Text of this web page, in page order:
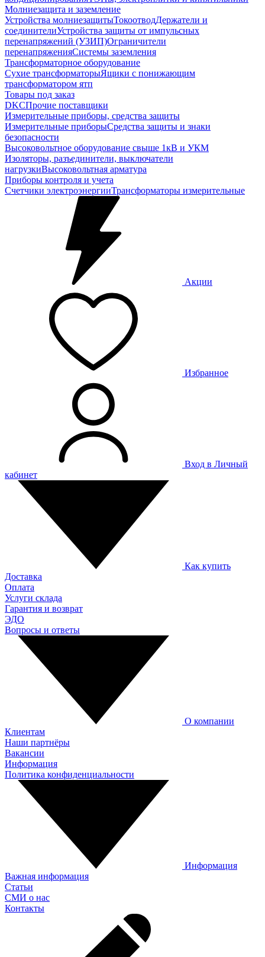
Молниезащита и заземление
Устройства молниезащитыТокоотводДержатели и
соединителиУстройства защиты от импульсных
перенапряжений (УЗИП)Ограничители
перенапряженияСистемы заземления
Трансформаторное оборудование
Сухие трансформаторыЯщики с понижающим
трансформатором ятп
Товары под заказ
DKCПрочие поставщики
Измерительные приборы, средства защиты
Измерительные приборыСредства защиты и знаки
безопасности
Высоковольтное оборудование свыше 1кВ и УКМ
Изоляторы, разъединители, выключатели
нагрузкиВысоковольтная арматура
Приборы контроля и учета
Счетчики электроэнергииТрансформаторы измерительные
Акции
Избранное
Вход в Личный
кабинет
Как купить
Доставка
Оплата
Услуги склада
Гарантия и возврат
ЭДО
Вопросы и ответы
О компании
Клиентам
Наши партнёры
Вакансии
Информация
Политика конфиденциальности
Информация
Важная информация
Статьи
СМИ о нас
Контакты